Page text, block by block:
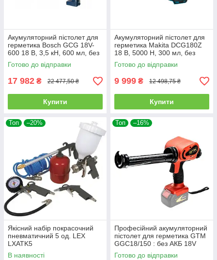
Акумуляторний пістолет для
герметика Bosch GCG 18V-
600 18 В, 3,5 кН, 600 мл, без
АКБ та ЗП
Готово до відправки
17 982 ₴ 22 477,50 ₴
Купити
Акумуляторний пістолет для
герметика Makita DCG180Z
18 В, 5000 Н, 300 мл, без
АКБ та ЗП
Готово до відправки
9 999 ₴ 12 498,75 ₴
Купити
Топ –20%
Якісний набір покрасочний
пневматичний 5 од. LEX
LXATK5
В наявності
Топ –16%
Професійний акумуляторний
пістолет для герметика GTM
GGC18/150 : без АКБ 18V
(3205)
Готово до відправки